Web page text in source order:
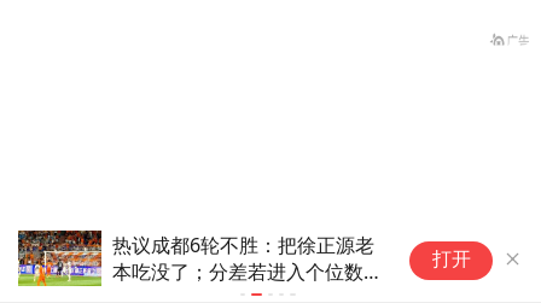
热议成都6轮不胜：把徐正源老
本吃没了；分差若进入个位数会
打开
张志军谈两岸民间交流，提